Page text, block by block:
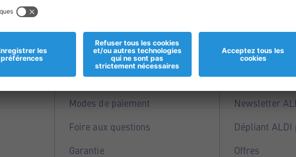
Informations
Magasins
Modes de paiement
Foire aux questions
Garantie
Service
Points ALDI
Newsletter
Dépliant
Offres